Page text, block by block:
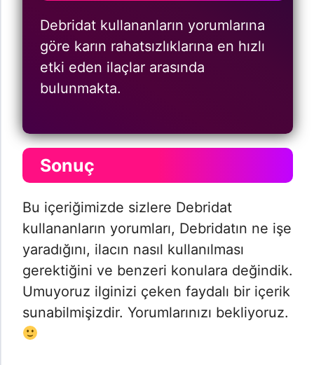
Debridat kullananların yorumlarına
göre karın rahatsızlıklarına en hızlı
etki eden ilaçlar arasında
bulunmakta.
Sonuç
Bu içeriğimizde sizlere Debridat
kullananların yorumları, Debridatın ne işe
yaradığını, ilacın nasıl kullanılması
gerektiğini ve benzeri konulara değindik.
Umuyoruz ilginizi çeken faydalı bir içerik
sunabilmişizdir. Yorumlarınızı bekliyoruz.